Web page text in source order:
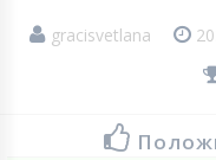
gracisvetlana